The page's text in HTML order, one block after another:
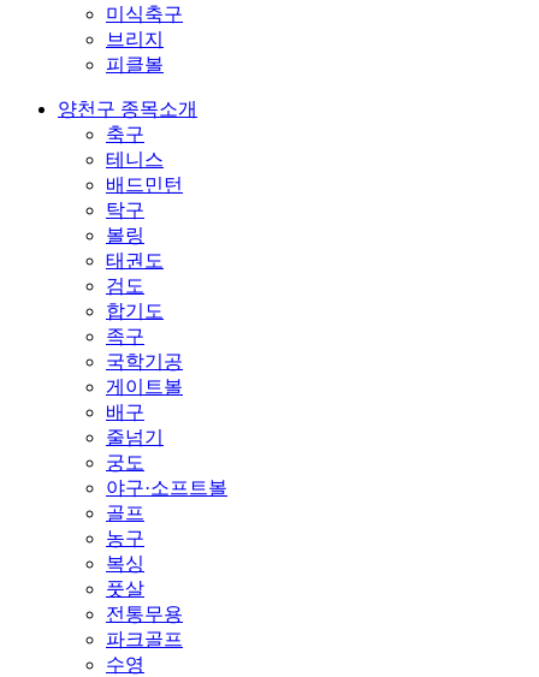
미식축구
브리지
피클볼
양천구 종목소개
축구
테니스
배드민턴
탁구
볼링
태권도
검도
합기도
족구
국학기공
게이트볼
배구
줄넘기
궁도
야구·소프트볼
골프
농구
복싱
풋살
전통무용
파크골프
수영